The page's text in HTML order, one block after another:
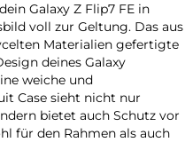
Galaxy Z Flip7 FE in
voll zur Geltung. Das aus
Materialien gefertigte
deines Galaxy
weiche und
Case sieht nicht nur
bietet auch Schutz vor
für den Rahmen als auch